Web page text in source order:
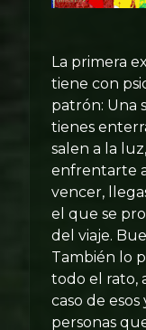
La primera
tiene con
patrón: Una
tienes
salen a la
enfrentarte
vencer,
el que se
del viaje.
También lo
todo el rato,
caso de
personas